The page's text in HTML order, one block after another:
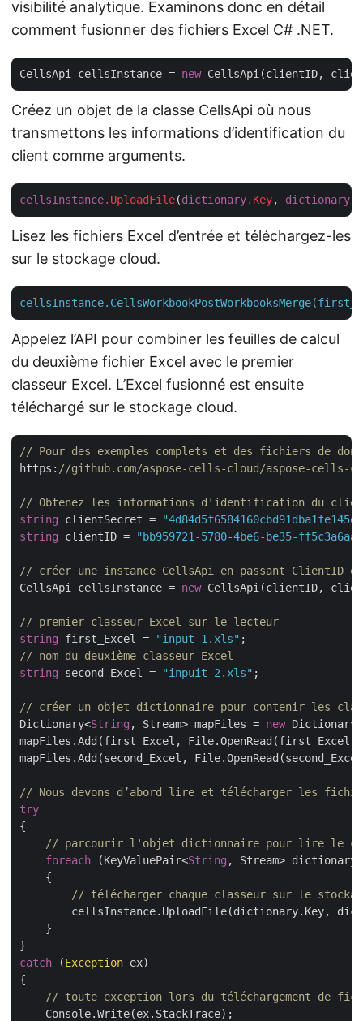
visibilité analytique. Examinons donc en détail
comment fusionner des fichiers Excel C# .NET.
CellsApi cellsInstance = new
Créez un objet de la classe CellsApi où nous
transmettons les informations d’identification du
client comme arguments.
cellsInstance.UploadFile(dictionary.Key, dictionary
Lisez les fichiers Excel d’entrée et téléchargez-les
sur le stockage cloud.
Appelez l’API pour combiner les feuilles de calcul
du deuxième fichier Excel avec le premier
classeur Excel. L’Excel fusionné est ensuite
téléchargé sur le stockage cloud.
// Pour des exemples complets et des fichiers de
https: //github.com/aspose-cells-cloud/aspose-cells-
// Obtenez les informations d'identification du
string clientSecret =
string clientID = "bb959721-5780-4be6-be35-
// créer une instance CellsApi en passant ClientID
CellsApi cellsInstance = new CellsApi(clientID,
// premier classeur Excel sur le lecteur
string first_Excel = "input-1.xls"
// nom du deuxième classeur Excel
string second_Excel = "inpuit-2.xls" ;
// créer un objet dictionnaire pour contenir les
Dictionary<String , Stream> mapFiles = new Dictionary<
mapFiles.Add(first_Excel,
mapFiles.Add(second_Excel,
// Nous devons d’abord lire et télécharger les
try
{
// parcourir l'objet dictionnaire pour lire le
foreach (KeyValuePair<String , Stream> dictionary
    {
// télécharger chaque classeur sur le
cellsInstance.UploadFile(dictionary.Key,
    }
catch (Exception ex)
{
// toute exception lors du téléchargement de
    Console.Write(ex.StackTrace);